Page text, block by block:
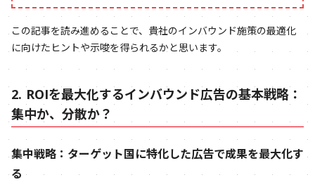
この記事を読み進めることで、貴社のインバウンド施策の最適化
に向けたヒントや示唆を得られるかと思います。
2. ROIを最大化するインバウンド広告の基本戦略：
集中か、分散か？
集中戦略：ターゲット国に特化した広告で成果を最大化す
る